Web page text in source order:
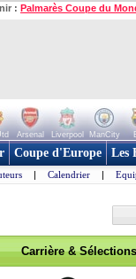
: Palmarès Coupe du
Arsenal Liverpool ManCity
Coupe d'Europe Les
| Calendrier |
Carrière & Sélections